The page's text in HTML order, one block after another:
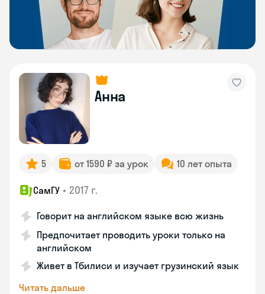
Анна
5 от 1590 ₽ за урок 10 лет опыта
СамГУ • 2017 г.
Говорит на английском языке всю жизнь
Предпочитает проводить уроки только на
английском
Живет в Тбилиси и изучает грузинский язык
Читать дальше